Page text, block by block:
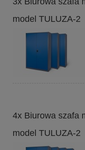
model TULUZA-2
4x Biurowa szafa
model TULUZA-2